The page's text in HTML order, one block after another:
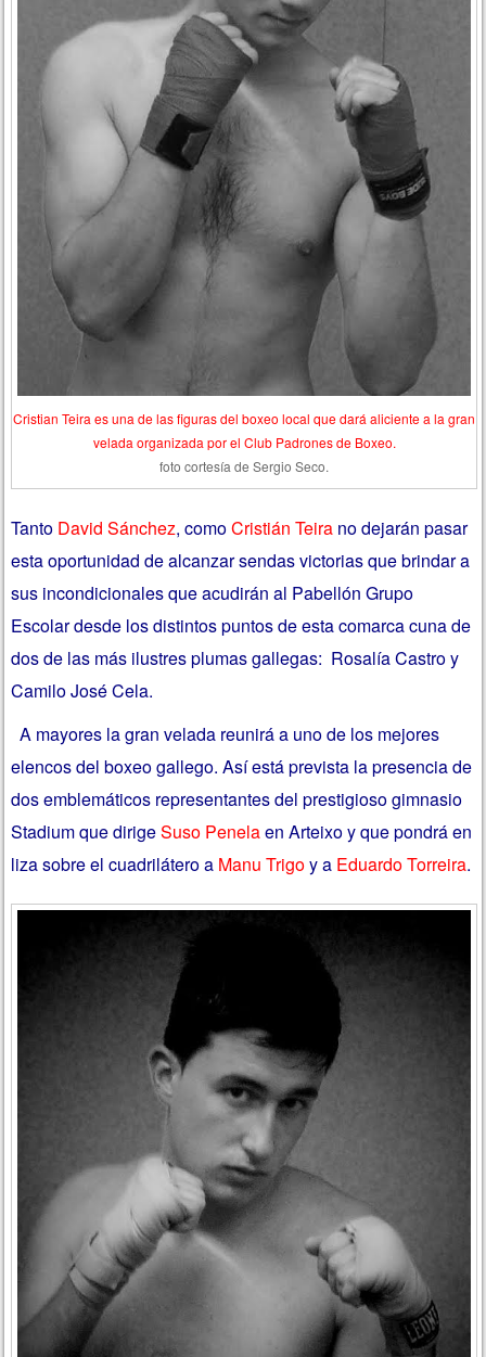
Cristian Teira es una de las figuras del boxeo local que dará aliciente a la gran
velada organizada por el Club Padrones de Boxeo.
foto cortesía de Sergio Seco.
Tanto David Sánchez, comoCristián Teira no dejarán pasar
esta oportunidad de alcanzar sendas victorias que brindar a
sus incondicionales que acudirán al Pabellón Grupo
Escolar desde los distintos puntos de esta comarca cuna de
dos de las más ilustres plumas gallegas: Rosalía Castro y
Camilo José Cela.
A mayores la gran velada reunirá a uno de los mejores
elencos del boxeo gallego. Así está prevista la presencia de
dos emblemáticos representantes del prestigioso gimnasio
Stadium que dirigeSuso Penelaen Arteixo y que pondrá en
liza sobre el cuadrilátero a Manu Trigoy a Eduardo Torreira.